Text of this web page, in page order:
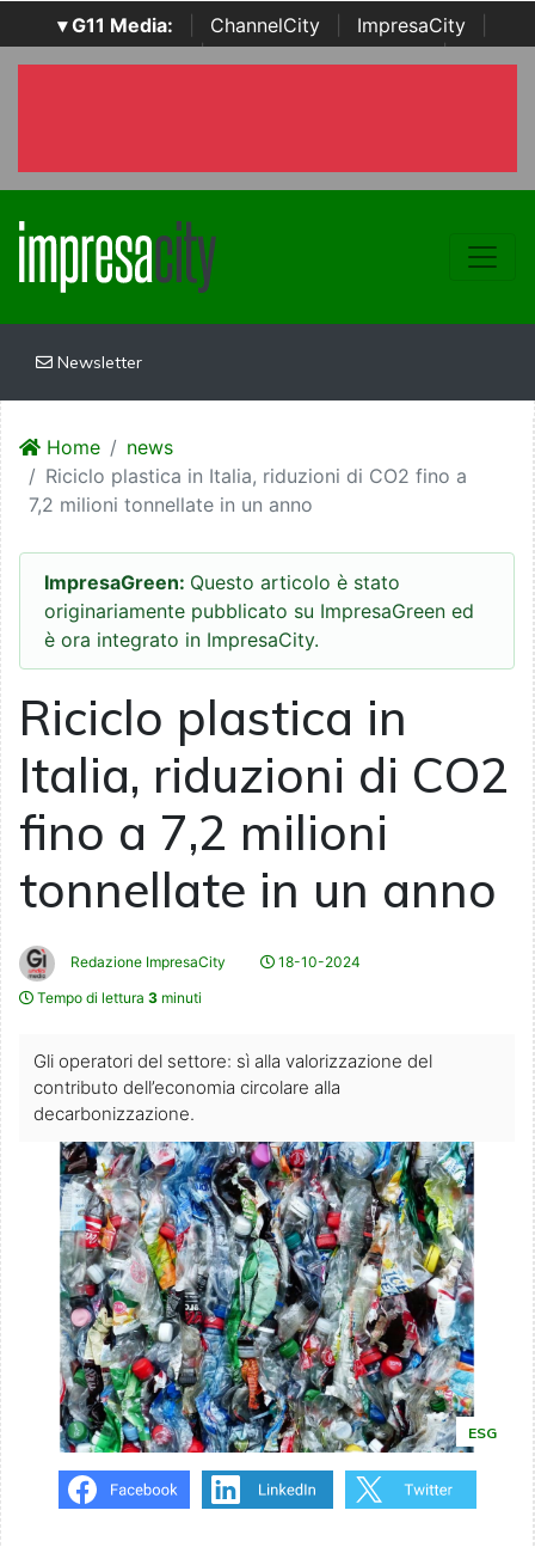
▾ G11 Media: ChannelCity ImpresaCity
SecurityOpenLab | Italian Channel Awards | Italian
Newsletter
Home
news
Riciclo plastica in Italia, riduzioni di CO2 fino a
7,2 milioni tonnellate in un anno
ImpresaGreen: Questo articolo è stato
originariamente pubblicato su ImpresaGreen ed
è ora integrato in ImpresaCity.
Riciclo plastica in
Italia, riduzioni di CO2
fino a 7,2 milioni
tonnellate in un anno
Redazione ImpresaCity
18-10-2024
Tempo di lettura 3 minuti
Gli operatori del settore: sì alla valorizzazione del
contributo dell’economia circolare alla
decarbonizzazione.
ESG